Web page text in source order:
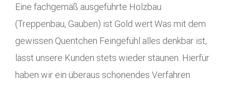
Eine fachgemäß ausgeführte Holzbau
(Treppenbau, Gauben) ist Gold wert.Was mit dem
gewissen Quentchen Feingefühl alles denkbar ist,
lässt unsere Kunden stets wieder staunen. Hierfür
haben wir ein überaus schonendes Verfahren